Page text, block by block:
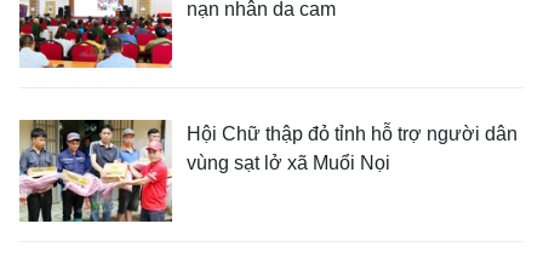
nạn nhân da cam
Hội Chữ thập đỏ tỉnh hỗ trợ người dân
vùng sạt lở xã Muổi Nọi